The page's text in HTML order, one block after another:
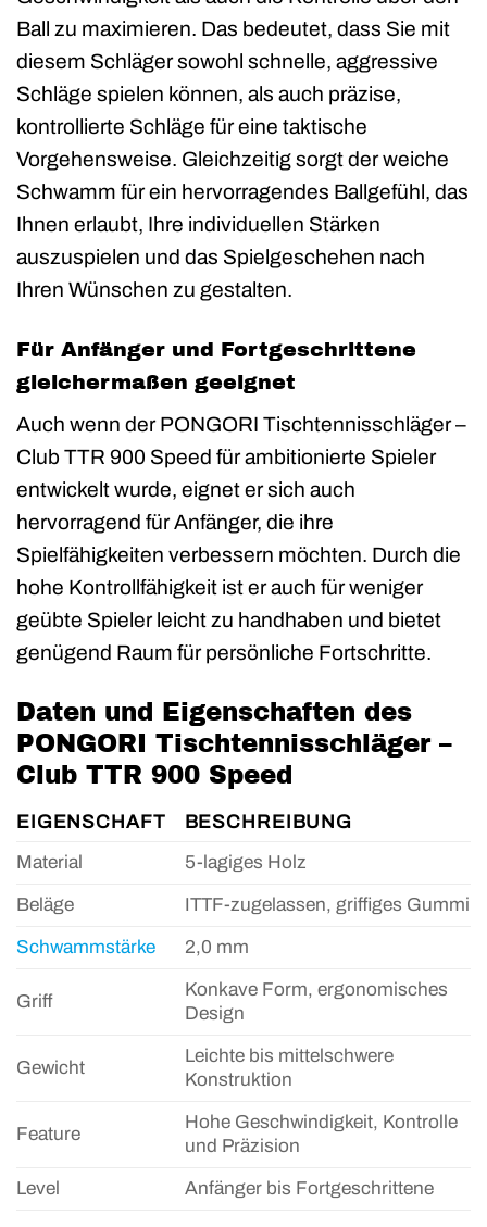
Ball zu maximieren. Das bedeutet, dass Sie mit
diesem Schläger sowohl schnelle, aggressive
Schläge spielen können, als auch präzise,
kontrollierte Schläge für eine taktische
Vorgehensweise. Gleichzeitig sorgt der weiche
Schwamm für ein hervorragendes Ballgefühl, das
Ihnen erlaubt, Ihre individuellen Stärken
auszuspielen und das Spielgeschehen nach
Ihren Wünschen zu gestalten.
Für Anfänger und Fortgeschrittene
gleichermaßen geeignet
Auch wenn der PONGORI Tischtennisschläger –
Club TTR 900 Speed für ambitionierte Spieler
entwickelt wurde, eignet er sich auch
hervorragend für Anfänger, die ihre
Spielfähigkeiten verbessern möchten. Durch die
hohe Kontrollfähigkeit ist er auch für weniger
geübte Spieler leicht zu handhaben und bietet
genügend Raum für persönliche Fortschritte.
Daten und Eigenschaften des
PONGORI Tischtennisschläger –
Club TTR 900 Speed
EIGENSCHAFT
BESCHREIBUNG
Material
5-lagiges Holz
Beläge ITTF-zugelassen, griffiges Gummi
Schwammstärke 2,0 mm
Griff
Konkave Form, ergonomisches
Design
Gewicht
Leichte bis mittelschwere
Konstruktion
Feature
Hohe Geschwindigkeit, Kontrolle
und Präzision
Level Anfänger bis Fortgeschrittene